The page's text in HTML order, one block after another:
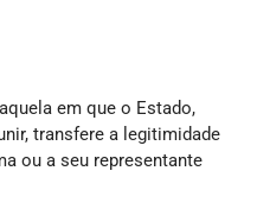
em que o Estado,
transfere a legitimidade
ou a seu representante